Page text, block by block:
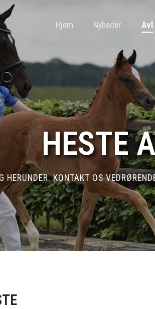
Hjem Nyheder Avl
HESTE
KONTAKT OS